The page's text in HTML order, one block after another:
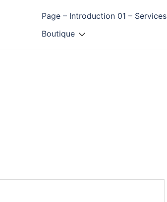
Page – Introduction 01 – Services
Boutique